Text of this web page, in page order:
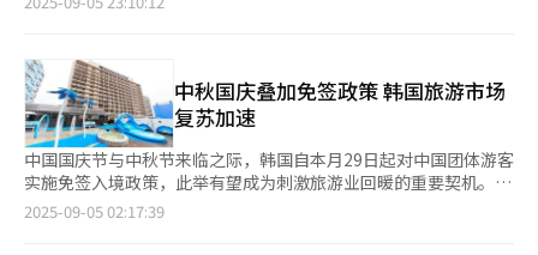
较前一年有所下降，但女性降幅（-6.7%）大于男性（-0.8%），
导致差距扩大。 从行业来看，制造业、信息通信业、金融保险业
等雇员较多的行业中，性别工资差距较前一年进一步扩大，拉大整
体差距。制造业的差距从2023年的20%上升至去年的29.1%，增
加9.1个百分点；信息通信业从30.3%升至34.6%，增加4.3个百分
点；金融保险业则从30.2%升至31.2%，增加1个百分点。 去年性
别工资差距最大的行业依次为批发零售业（44.1%）、建筑业
（41.6%）、信息通信业（34.6%）。差距较小的行业包括艺术体
中秋国庆叠加免签政策 韩国旅游市场
复苏加速
中国国庆节与中秋节来临之际，韩国自本月29日起对中国团体游客
实施免签入境政策，此举有望成为刺激旅游业回暖的重要契机。在
此背景下，新冠疫情后持续复苏的酒店股与赌场股今年上半年业绩
2025-09-05 02:17:39